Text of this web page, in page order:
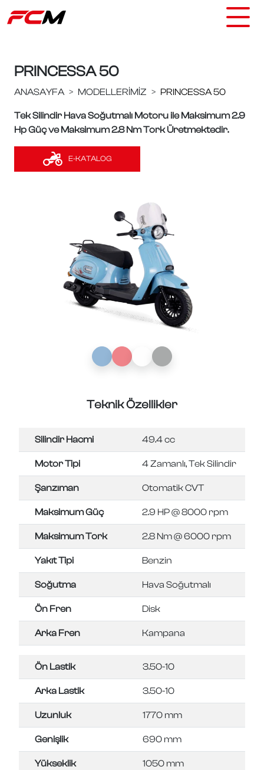
PRINCESSA 50
ANASAYFA MODELLERIMIZ PRINCESSA 50
Tek Silindir Hava Soğutmalı Motoru ile Maksimum 2.9
Hp Güç ve Maksimum 2.8 Nm Tork Üretmektedir.
E-KATALOG
Teknik Özellikler
Silindir Hacmi 49.4 cc
Motor Tipi 4 Zamanlı, Tek Silindir
Şanzıman Otomatik CVT
Maksimum Güç 2.9 HP @ 8000 rpm
Maksimum Tork 2.8 Nm @ 6000 rpm
Yakıt Tipi Benzin
Soğutma Hava Soğutmalı
Ön Fren Disk
Arka Fren Kampana
Ön Lastik 3.50-10
Arka Lastik 3.50-10
Uzunluk 1770 mm
Genişlik 690 mm
Yükseklik 1050 mm